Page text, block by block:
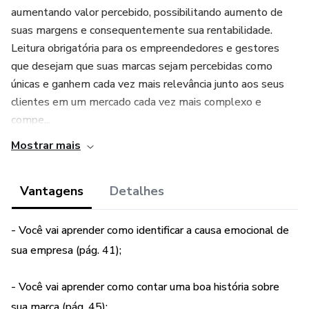
aumentando valor percebido, possibilitando aumento de
suas margens e consequentemente sua rentabilidade.
Leitura obrigatória para os empreendedores e gestores
que desejam que suas marcas sejam percebidas como
únicas e ganhem cada vez mais relevância junto aos seus
clientes em um mercado cada vez mais complexo e
compe...
Mostrar mais
Vantagens Detalhes
- Você vai aprender como identificar a causa emocional de
sua empresa (pág. 41);
- Você vai aprender como contar uma boa história sobre